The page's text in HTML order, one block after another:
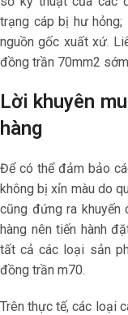
trạng cáp bị hư
nguồn gốc xuất xứ.
đồng trần 70mm2
Lời khuyên
hàng
Để có thể đảm bảo
không bị xỉn màu do
cũng đứng ra khuyến
hàng nên tiến hành
tất cả các loại sản
đồng trần m70.
Trên thực tế, các loại